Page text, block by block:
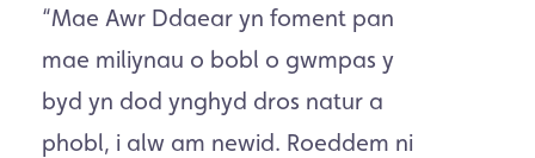
“Mae Awr Ddaear yn foment pan
mae miliynau o bobl o gwmpas y
byd yn dod ynghyd dros natur a
phobl, i alw am newid. Roeddem ni